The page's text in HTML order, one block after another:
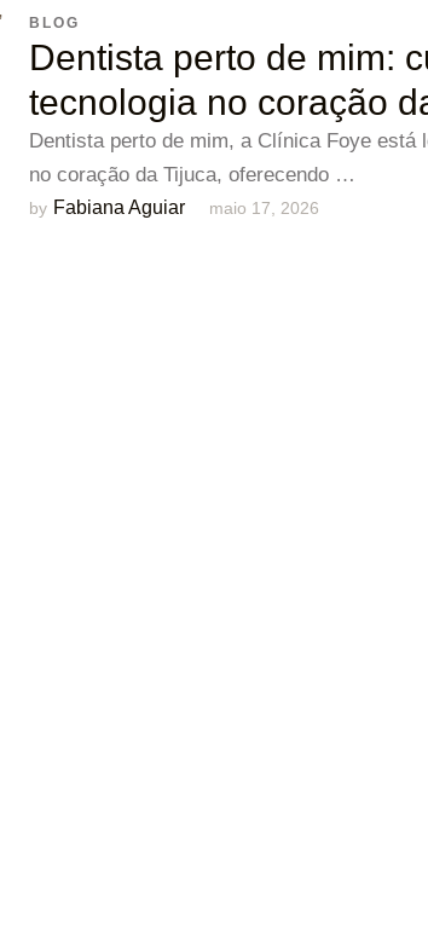
BLOG
Dentista perto de mim:
tecnologia no coração
Dentista perto de mim, a Clínica Foye está
no coração da Tijuca, oferecendo …
by Fabiana Aguiar maio 17, 2026